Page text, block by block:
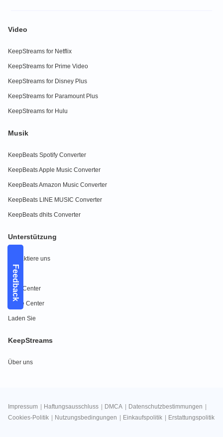
Feedback
Video
KeepStreams for Netflix
KeepStreams for Prime Video
KeepStreams for Disney Plus
KeepStreams for Paramount Plus
KeepStreams for Hulu
Musik
KeepBeats Spotify Converter
KeepBeats Apple Music Converter
KeepBeats Amazon Music Converter
KeepBeats LINE MUSIC Converter
KeepBeats dhits Converter
Unterstützung
Kontaktiere uns
FAQs
Hilfe-Center
Guide Center
Laden Sie
KeepStreams
Über uns
Impressum Haftungsausschluss DMCA Datenschutzbestimmungen
Cookies-Politik
Nutzungsbedingungen Einkaufspolitik Erstattungspolitik